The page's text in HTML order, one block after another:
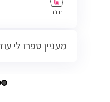
חינם
מעניין ספרו לי